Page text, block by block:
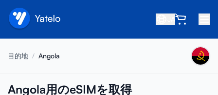
会社概要
目的地 / Angola
Angola用のeSIMを取得